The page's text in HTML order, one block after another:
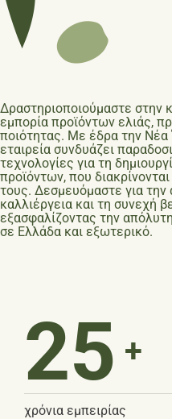
Δραστηριοποιούμαστε στην
εμπορία προϊόντων ελιάς,
ποιότητας. Με έδρα την Νέα
εταιρεία συνδυάζει
τεχνολογίες για τη
προϊόντων, που
τους. Δεσμευόμαστε για την
καλλιέργεια και τη συνεχή
εξασφαλίζοντας την
σε Ελλάδα και εξωτερικό.
25 +
χρόνια εμπειρίας